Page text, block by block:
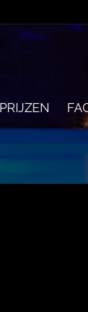
PRIJZEN